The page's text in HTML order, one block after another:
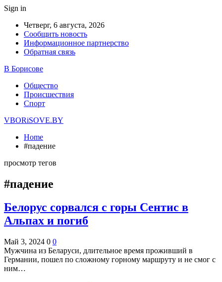
Sign in
Четверг, 6 августа, 2026
Сообщить новость
Информационное партнерство
Обратная связь
В Борисове
Общество
Происшествия
Спорт
VBORiSOVE.BY
Home
#падение
просмотр тегов
#падение
Белорус сорвался с горы Сентис в
Альпах и погиб
Май 3, 2024 0 0
Мужчина из Беларуси, длительное время проживший в
Германии, пошел по сложному горному маршруту и не смог с
ним…